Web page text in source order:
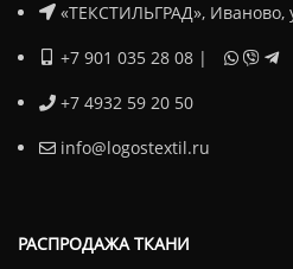
«ТЕКСТИЛЬГРАД», Иваново,
+7 901 035 28 08 |
+7 4932 59 20 50
info@logostextil.ru
РАСПРОДАЖА ТКАНИ